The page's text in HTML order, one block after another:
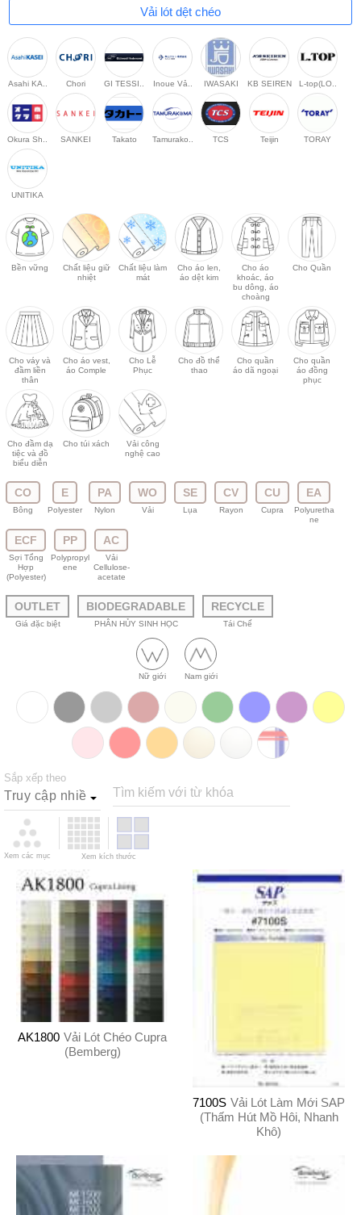
Vải lót dệt chéo
Asahi KA.. Chori GI TESSI.. Inoue Vả.. IWASAKI KB SEIREN L-top(LO..
Okura Sh.. SANKEI Takato Tamurako.. TCS Teijin TORAY
UNITIKA
Bền vững
Chất liệu giữ
nhiệt
Chất liệu làm
mát
Cho áo len,
áo dệt kim
Cho áo
khoác, áo
bu dông, áo
choàng
Cho Quần
Cho váy và
đầm liền
thân
Cho áo vest,
áo Comple
Cho Lễ
Phục
Cho đồ thể
thao
Cho quần
áo dã ngoại
Cho quần
áo đồng
phục
Cho đầm dạ
tiệc và đồ
biểu diễn
Cho túi xách
Vải công
nghệ cao
CO
Bông
E
Polyester
PA
Nylon
WO
Vải
SE
Lụa
CV
Rayon
CU
Cupra
EA
Polyuretha
ne
ECF
Sợi Tổng
Hợp
(Polyester)
PP
Polypropyl
ene
AC
Vải
Cellulose-
acetate
OUTLET
Giá đặc biệt
BIODEGRADABLE
PHÂN HỦY SINH HỌC
RECYCLE
Tái Chế
Nữ giới Nam giới
Sắp xếp theo
Tìm kiếm với từ khóa
Xem các mục Xem kích thước
AK1800 Vải Lót Chéo Cupra
(Bemberg)
7100S Vải Lót Làm Mới SAP
(Thấm Hút Mồ Hôi, Nhanh
Khô)